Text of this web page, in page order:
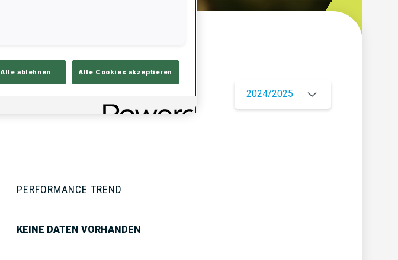
2024/2025
PERFORMANCE TREND
KEINE DATEN VORHANDEN
Alle ablehnen Alle Cookies akzeptieren